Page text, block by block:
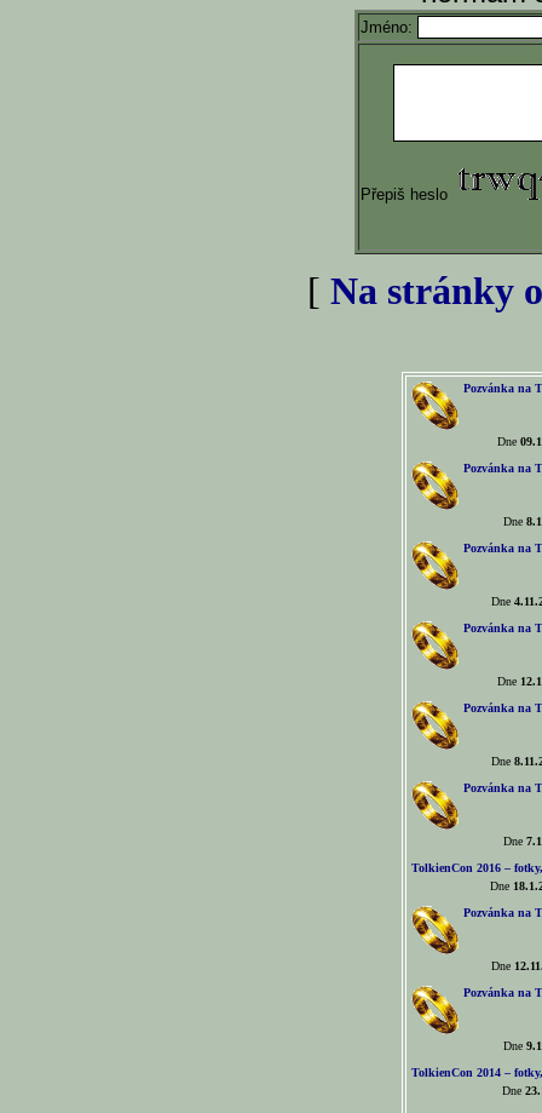
Jméno:
Přepiš heslo
[ Na stránky
Pozvánka na
Dne
Pozvánka na
Dne
Pozvánka na
Dne
Pozvánka na
Dne
Pozvánka na
Dne
Pozvánka na
Dne
TolkienCon 2016 –
Dne
Pozvánka na
Dne
Pozvánka na
Dne
TolkienCon 2014 –
Dne